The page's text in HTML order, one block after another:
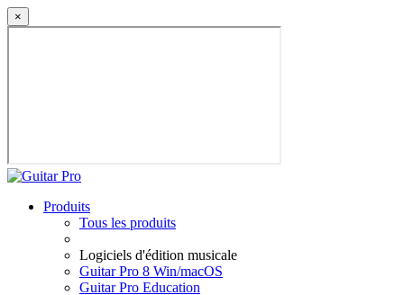
×
Produits
Tous les produits
Logiciels d'édition musicale
Guitar Pro 8 Win/macOS
Guitar Pro Education